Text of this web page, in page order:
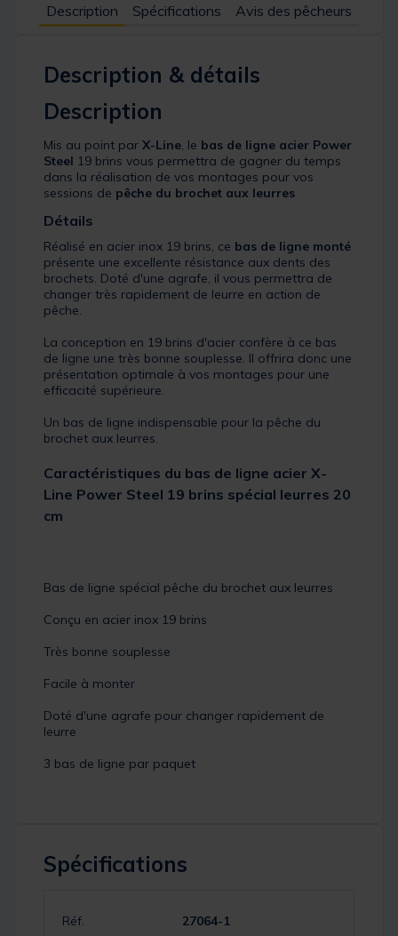
Description Spécifications Avis des pêcheurs
Description & détails
Description
Mis au point par X-Line, le bas de ligne acier Power
Steel 19 brins vous permettra de gagner du temps
dans la réalisation de vos montages pour vos
sessions de pêche du brochet aux leurres
Détails
Réalisé en acier inox 19 brins, ce bas de ligne monté
présente une excellente résistance aux dents des
brochets. Doté d'une agrafe, il vous permettra de
changer très rapidement de leurre en action de
pêche.
La conception en 19 brins d'acier confère à ce bas
de ligne une très bonne souplesse. Il offrira donc une
présentation optimale à vos montages pour une
efficacité supérieure.
Un bas de ligne indispensable pour la pêche du
brochet aux leurres.
Caractéristiques du bas de ligne acier X-
Line Power Steel 19 brins spécial leurres 20
cm
Bas de ligne spécial pêche du brochet aux leurres
Conçu en acier inox 19 brins
Très bonne souplesse
Facile à monter
Doté d'une agrafe pour changer rapidement de
leurre
3 bas de ligne par paquet
Spécifications
Réf.
27064-1